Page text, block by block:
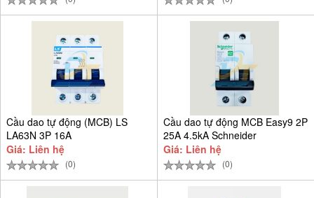
Cầu dao tự động (MCB) LS
LA63N 3P 16A
Giá: Liên hệ
(0)
Cầu dao tự động MCB Easy9 2P
25A 4.5kA Schneider
EZ9F34225
Giá: Liên hệ
(0)